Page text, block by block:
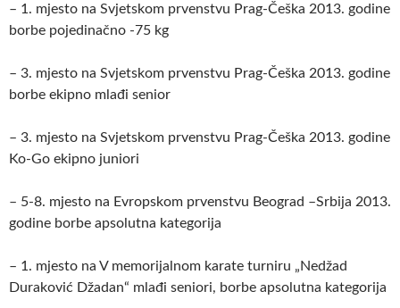
– 1. mjesto na Svjetskom prvenstvu Prag-Češka 2013. godine
borbe pojedinačno -75 kg
– 3. mjesto na Svjetskom prvenstvu Prag-Češka 2013. godine
borbe ekipno mlađi senior
– 3. mjesto na Svjetskom prvenstvu Prag-Češka 2013. godine
Ko-Go ekipno juniori
– 5-8. mjesto na Evropskom prvenstvu Beograd –Srbija 2013.
godine borbe apsolutna kategorija
– 1. mjesto na V memorijalnom karate turniru „Nedžad
Duraković Džadan“ mlađi seniori, borbe apsolutna kategorija